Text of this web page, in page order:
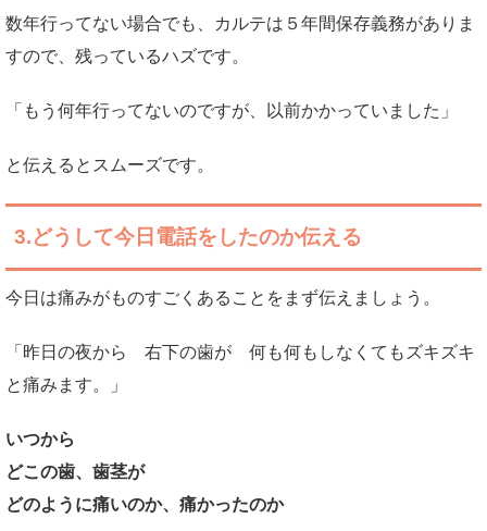
数年行ってない場合でも、カルテは５年間保存義務がありま
すので、残っているハズです。
「もう何年行ってないのですが、以前かかっていました」
と伝えるとスムーズです。
3.どうして今日電話をしたのか伝える
今日は痛みがものすごくあることをまず伝えましょう。
「昨日の夜から 右下の歯が 何も何もしなくてもズキズキ
と痛みます。」
いつから
どこの歯、歯茎が
どのように痛いのか、痛かったのか